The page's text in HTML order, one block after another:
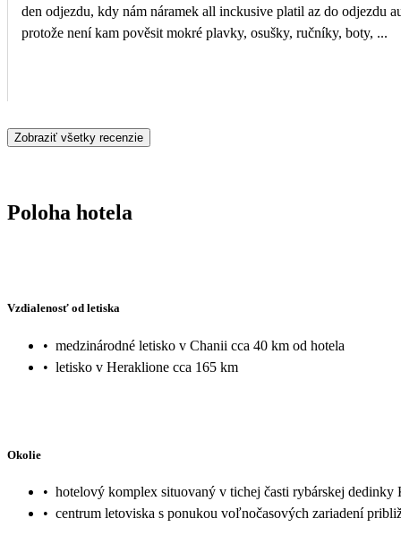
den odjezdu, kdy nám náramek all inckusive platil az do odjezdu autobusu na letiště. Jediné, co bych hotelu vytknul, je tmabsence jakekoliv šňůry, sušáku nebo alespoň háčků,
protože není kam pověsit mokré plavky, osušky, ručníky, boty, ...
Zobraziť všetky recenzie
Poloha hotela
Vzdialenosť od letiska
• medzinárodné letisko v Chanii cca 40 km od hotela
• letisko v Heraklione cca 165 km
Okolie
• hotelový komplex situovaný v tichej časti rybárskej dedinky
• centrum letoviska s ponukou voľnočasových zariadení